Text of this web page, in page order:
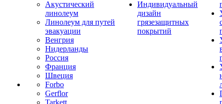
Акустический
линолеум
Линолеум для путей
эвакуации
Венгрия
Нидерланды
Россия
Франция
Швеция
Forbo
Gerflor
Tarkett
Индивидуальный
дизайн
грязезащитных
покрытий